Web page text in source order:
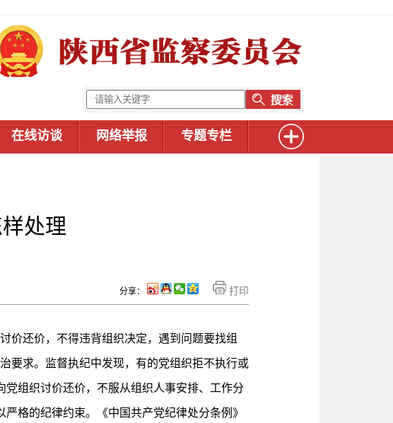
在线访谈 网络举报 专题专栏
处理
打印
分享：
价还价，不得违背组织决定，遇到问题要找组
要求。监督执纪中发现，有的党组织拒不执行或
组织讨价还价，不服从组织人事安排、工作分
格的纪律约束。《中国共产党纪律处分条例》